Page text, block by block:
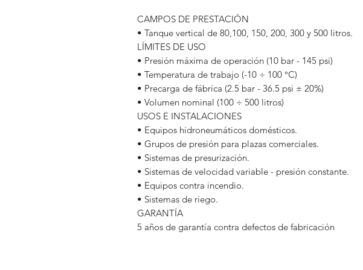
CAMPOS DE PRESTACIÓN
• Tanque vertical de 80,100, 150, 200, 300 y 500 litros.
LÍMITES DE USO
• Presión máxima de operación (10 bar - 145 psi)
• Temperatura de trabajo (-10 ÷ 100 °C)
• Precarga de fábrica (2.5 bar - 36.5 psi ± 20%)
• Volumen nominal (100 ÷ 500 litros)
USOS E INSTALACIONES
• Equipos hidroneumáticos domésticos.
• Grupos de presión para plazas comerciales.
• Sistemas de presurización.
• Sistemas de velocidad variable - presión constante.
• Equipos contra incendio.
• Sistemas de riego.
GARANTÍA
5 años de garantía contra defectos de fabricación